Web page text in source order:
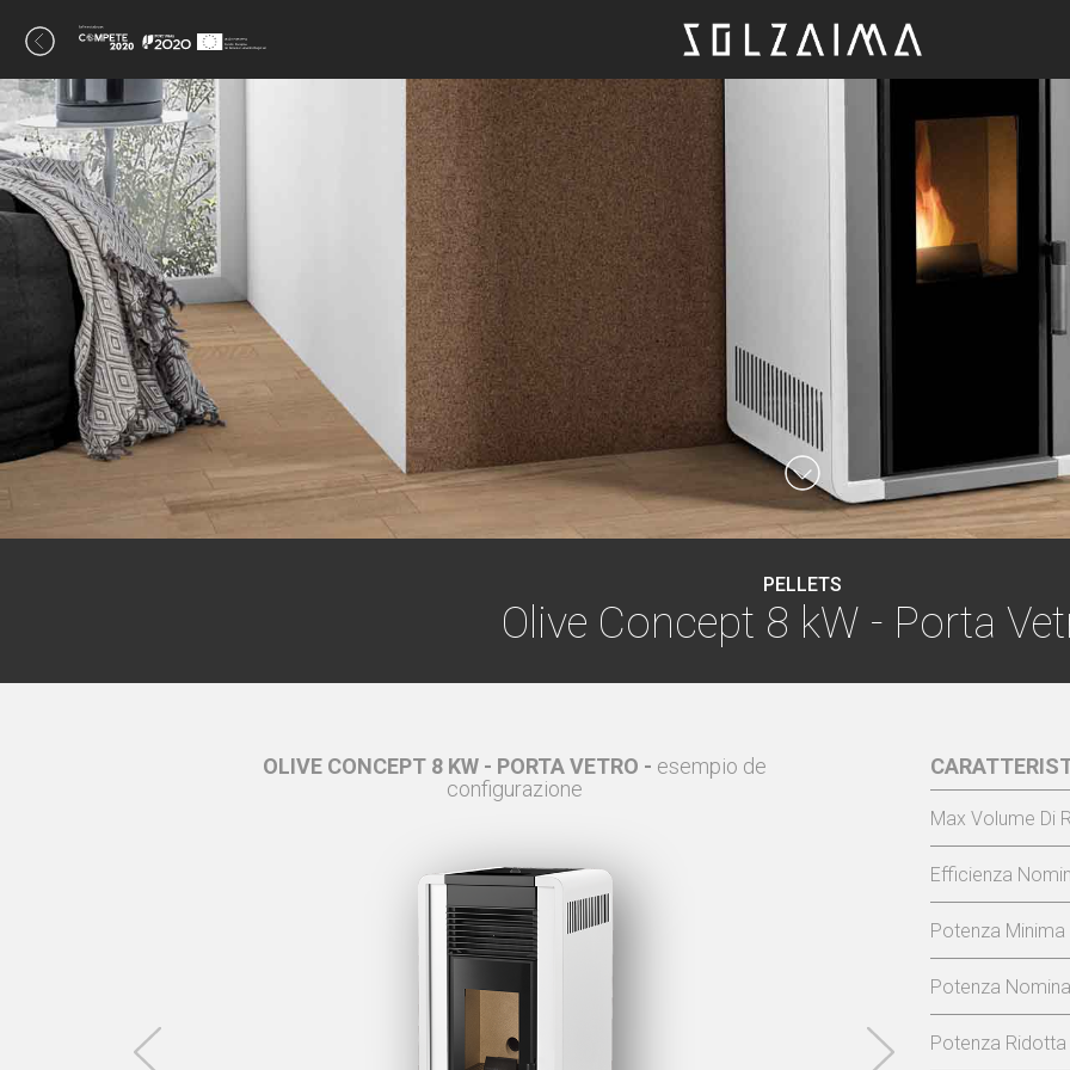
PELLETS
Olive Concept 8 kW - Porta
OLIVE CONCEPT 8 KW - PORTA VETRO - esempio de
configurazione
OLIVE CONCEPT
Max Volume Di
Efficienza
Potenza Minima
Potenza
Potenza Ridotta